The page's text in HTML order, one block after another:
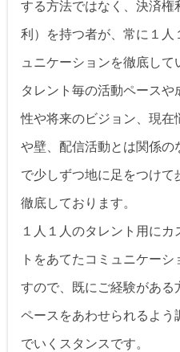
する方法ではなく、決済
利）を持つ者が、常に１人
ュニケーションを徹底して
タレント毎の活動ペース
性や将来のビジョン、現在
や壁、配信活動とは関係の
で少しずつ地に足をつけ
徹底しております。
１人１人のタレント用に
トをあてたコミュニケー
すので、既にご経験がある
ペースをあわせられるよう
でいくスタンスです。